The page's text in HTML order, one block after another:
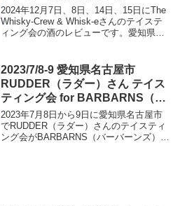
BarBARNS（バーバーンズ）さ
ん会場
2024年12月7日、8日、14日、15日にThe
Whisky-Crew & Whisk-eさんのテイステ
ィング会の酒のレビューです。愛知県名
2023/7/8-9 愛知県名古屋市
RUDDER（ラダー）さん テイス
ティング会 for BARBARNS（バ
ーバーンズ）さん会場に参加して
きました
2023年7月8日から9日に愛知県名古屋市
でRUDDER（ラダー）さんのテイスティ
ング会がBARBARNS（バーバーンズ）さ